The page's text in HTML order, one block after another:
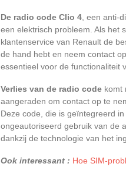
De radio code Clio 4 , een anti-
een elektrisch probleem. Als het
klantenservice van Renault de
de hand hebt en neem contact
essentieel voor de functionaliteit
Verlies van de radio code komt
aangeraden om contact op te
Deze code, die is geïntegreerd
ongeautoriseerd gebruik van de
dankzij de technologie van het
Ook interessant : Hoe SIM-